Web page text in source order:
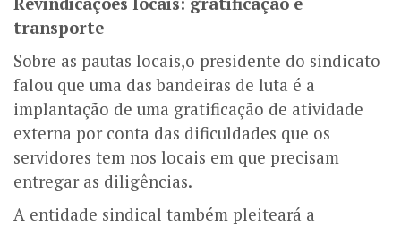
transporte
Sobre as pautas locais,o presidente do sindicato
falou que uma das bandeiras de luta é a
implantação de uma gratificação de atividade
externa por conta das dificuldades que os
servidores tem nos locais em que precisam
entregar as diligências.
A entidade sindical também pleiteará a